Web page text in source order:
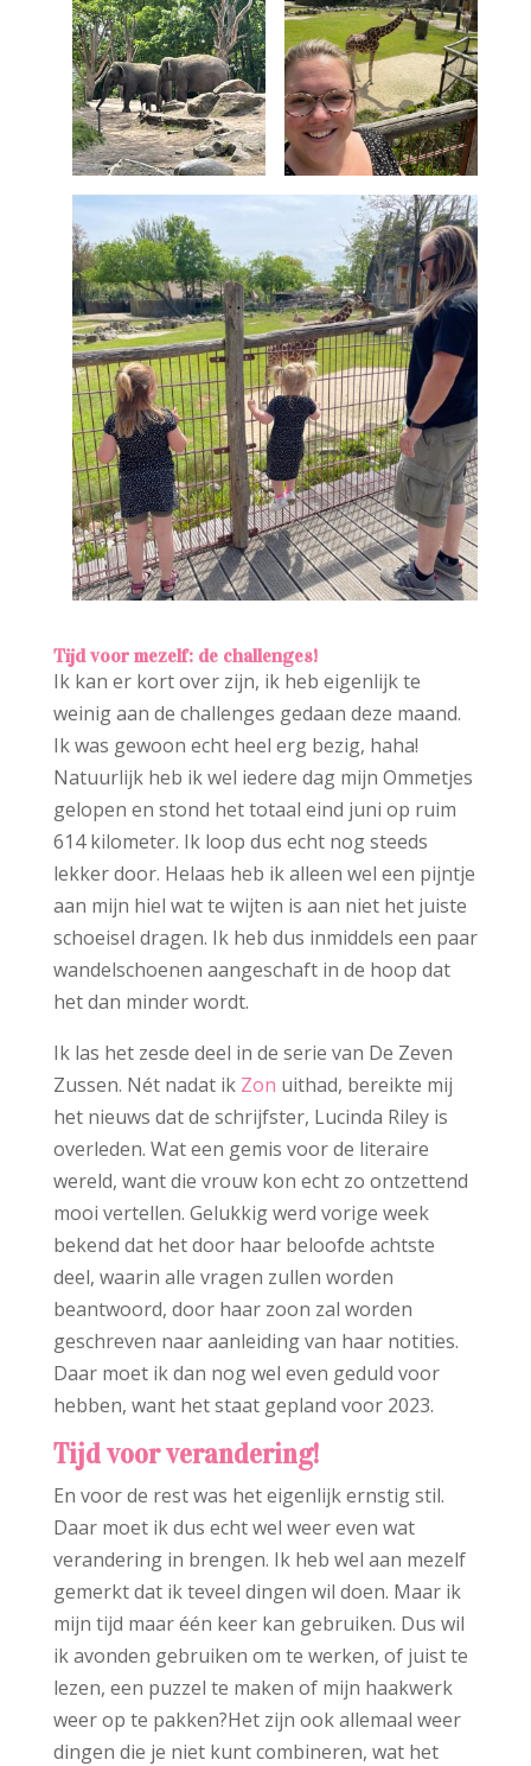
Tijd voor mezelf: de challenges!
Ik kan er kort over zijn, ik heb eigenlijk te
weinig aan de challenges gedaan deze maand.
Ik was gewoon echt heel erg bezig, haha!
Natuurlijk heb ik wel iedere dag mijn Ommetjes
gelopen en stond het totaal eind juni op ruim
614 kilometer. Ik loop dus echt nog steeds
lekker door. Helaas heb ik alleen wel een pijntje
aan mijn hiel wat te wijten is aan niet het juiste
schoeisel dragen. Ik heb dus inmiddels een paar
wandelschoenen aangeschaft in de hoop dat
het dan minder wordt.
Ik las het zesde deel in de serie van De Zeven
Zussen. Nét nadat ik Zon uithad, bereikte mij
het nieuws dat de schrijfster, Lucinda Riley is
overleden. Wat een gemis voor de literaire
wereld, want die vrouw kon echt zo ontzettend
mooi vertellen. Gelukkig werd vorige week
bekend dat het door haar beloofde achtste
deel, waarin alle vragen zullen worden
beantwoord, door haar zoon zal worden
geschreven naar aanleiding van haar notities.
Daar moet ik dan nog wel even geduld voor
hebben, want het staat gepland voor 2023.
Tijd voor verandering!
En voor de rest was het eigenlijk ernstig stil.
Daar moet ik dus echt wel weer even wat
verandering in brengen. Ik heb wel aan mezelf
gemerkt dat ik teveel dingen wil doen. Maar ik
mijn tijd maar één keer kan gebruiken. Dus wil
ik avonden gebruiken om te werken, of juist te
lezen, een puzzel te maken of mijn haakwerk
weer op te pakken?Het zijn ook allemaal weer
dingen die je niet kunt combineren, wat het